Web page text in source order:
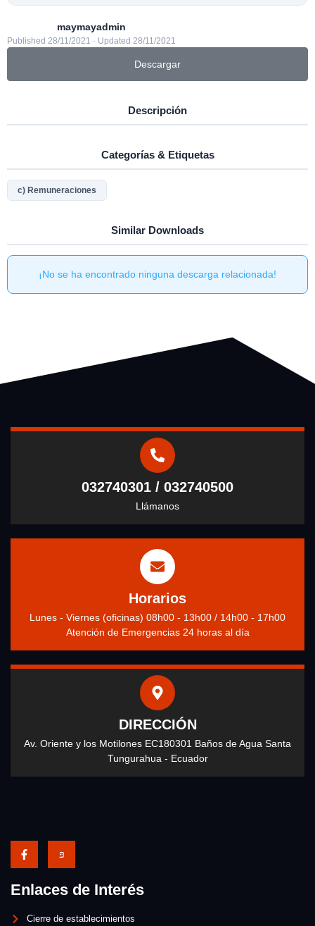
maymayadmin
Published 28/11/2021 · Updated 28/11/2021
Descargar
Descripción
Categorías & Etiquetas
c) Remuneraciones
Similar Downloads
¡No se ha encontrado ninguna descarga relacionada!
032740301 / 032740500
Llámanos
Horarios
Lunes - Viernes (oficinas) 08h00 - 13h00 / 14h00 - 17h00
Atención de Emergencias 24 horas al día
DIRECCIÓN
Av. Oriente y los Motilones EC180301 Baños de Agua Santa
Tungurahua - Ecuador
Enlaces de Interés
Cierre de establecimientos